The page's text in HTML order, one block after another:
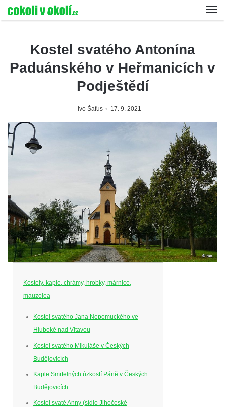
Kostel svatého Antonína
Paduánského v Heřmanicích v
Podještědí
Ivo Šafus 17. 9. 2021
Kostely, kaple, chrámy, hrobky, márnice,
mauzolea
Kostel svatého Jana Nepomuckého ve
Hluboké nad Vltavou
Kostel svatého Mikuláše v Českých
Budějovicích
Kaple Smrtelných úzkostí Páně v Českých
Budějovicích
Kostel svaté Anny (sídlo Jihočeské